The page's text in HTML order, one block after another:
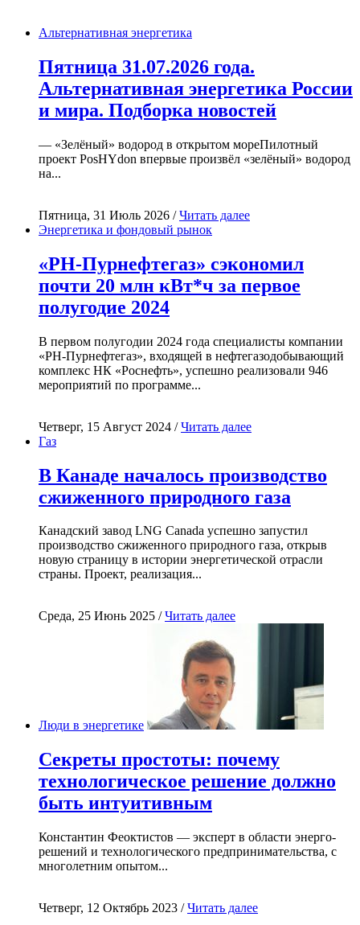
Альтернативная энергетика
Пятница 31.07.2026 года.
Альтернативная энергетика России
и мира. Подборка новостей
— «Зелёный» водород в открытом мореПилотный
проект PosHYdon впервые произвёл «зелёный» водород
на...
Пятница, 31 Июль 2026 /Читать далее
Энергетика и фондовый рынок
«РН-Пурнефтегаз» сэкономил
почти 20 млн кВт*ч за первое
полугодие 2024
В первом полугодии 2024 года специалисты компании
«РН-Пурнефтегаз», входящей в нефтегазодобывающий
комплекс НК «Роснефть», успешно реализовали 946
мероприятий по программе...
Четверг, 15 Август 2024 /Читать далее
Газ
В Канаде началось производство
сжиженного природного газа
Канадский завод LNG Canada успешно запустил
производство сжиженного природного газа, открыв
новую страницу в истории энергетической отрасли
страны. Проект, реализация...
Среда, 25 Июнь 2025 /Читать далее
Люди в энергетике
Секреты простоты: почему
технологическое решение должно
быть интуитивным
Константин Феоктистов — эксперт в области энерго-
решений и технологического предпринимательства, с
многолетним опытом...
Четверг, 12 Октябрь 2023 /Читать далее